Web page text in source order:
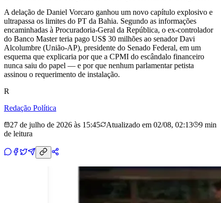
A delação de Daniel Vorcaro ganhou um novo capítulo explosivo e
ultrapassa os limites do PT da Bahia. Segundo as informações
encaminhadas à Procuradoria-Geral da República, o ex-controlador
do Banco Master teria pago US$ 30 milhões ao senador Davi
Alcolumbre (União-AP), presidente do Senado Federal, em um
esquema que explicaria por que a CPMI do escândalo financeiro
nunca saiu do papel — e por que nenhum parlamentar petista
assinou o requerimento de instalação.
R
Redação Política
27 de julho de 2026 às 15:45
Atualizado em 02/08, 02:13
9 min
de leitura